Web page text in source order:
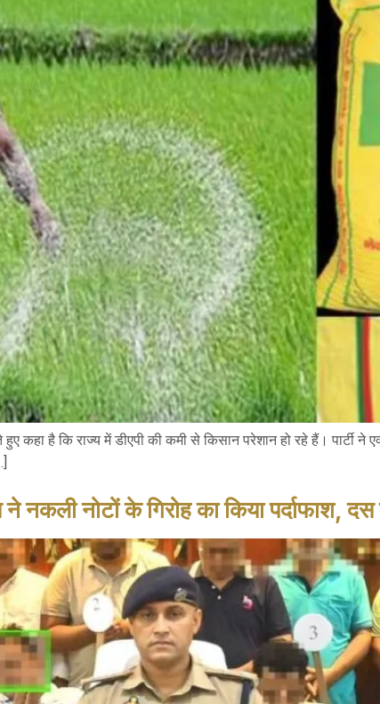
हुए कहा है कि राज्य में डीएपी की कमी से किसान परेशान हो रहे हैं। पार्टी
नोटों के गिरोह का किया पर्दाफाश, दस